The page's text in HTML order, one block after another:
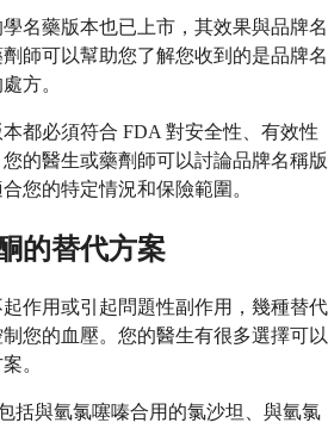
名藥版本也已上市，其效果與品牌名
師可以幫助您了解您收到的是品牌名
方。
都必須符合 FDA 對安全性、有效性
的醫生或藥劑師可以討論品牌名稱版
您的特定情況和保險範圍。
的替代方案
作用或引起問題性副作用，幾種替代
您的血壓。您的醫生有很多選擇可以
。
括與氫氯噻嗪合用的氯沙坦、與氫氯